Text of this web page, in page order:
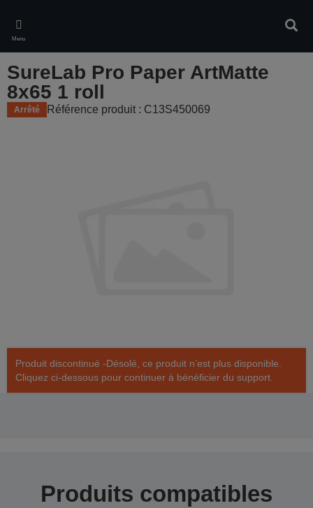
main
content
Menu
SureLab Pro Paper ArtMatte
8x65 1 roll
Arrêté Référence produit : C13S450069
Produit discontinué -Désolé, ce produit n’est plus disponible.
Cliquez ci-dessous pour continuer à bénéficier du support.
Produits compatibles